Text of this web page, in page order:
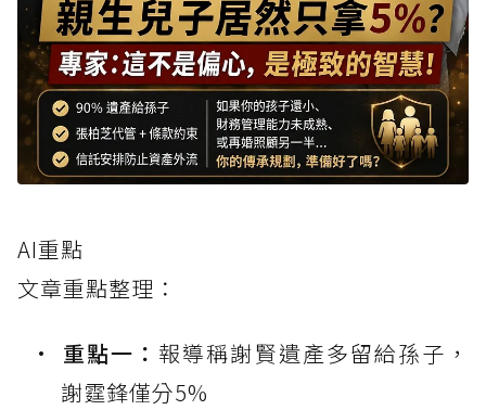
AI重點
文章重點整理：
重點一： 報導稱謝賢遺產多留給孫子，
謝霆鋒僅分5%